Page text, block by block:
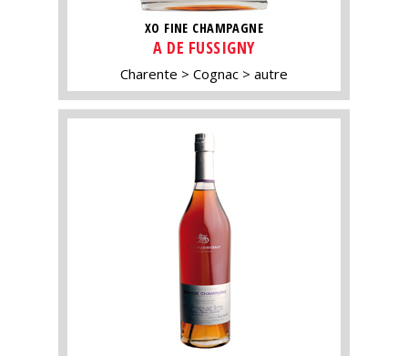
XO FINE CHAMPAGNE
A DE FUSSIGNY
Charente Cognac autre